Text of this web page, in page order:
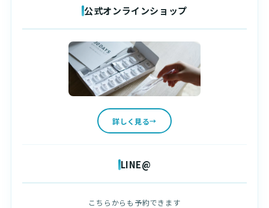
公式オンラインショップ
詳しく見る
LINE@
こちらからも予約できます